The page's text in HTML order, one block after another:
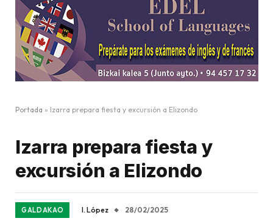
Portada » Izarra prepara fiesta y excursión a Elizondo
Izarra prepara fiesta y
excursión a Elizondo
GALDAKAO I. López 28/02/2025